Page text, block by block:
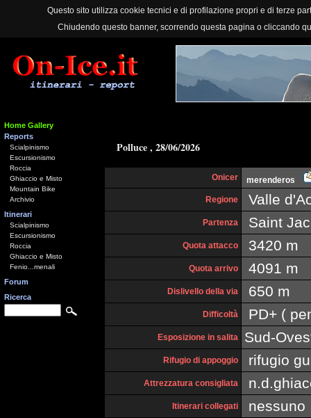
Questo sito utilizza cookie tecnici e di profilazione propri e di terze
Chiudendo questo banner, scorrendo questa pagina o cliccando
Home Gallery
Reports
Scialpinismo
Escursionismo
Roccia
Ghiaccio e Misto
Mountain Bike
Archivio
Itinerari
Scialpinismo
Escursionismo
Roccia
Ghiaccio e Misto
Fenio...menali
Forum
Ricerca
Polluce , 28/06/2026
Onicer
merenderos
Regione
Valle
Partenza Saint
Quota attacco 3420 m
Quota arrivo 4091 m
Dislivello della via 650 m
Difficoltà PD+ (
Esposizione in salita Sud-
Rifugio di appoggio rifugio
Attrezzatura consigliata
Itinerari collegati nessuno